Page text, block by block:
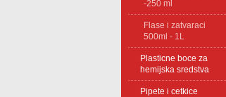
-250 ml
Flase i zatvaraci
500ml - 1L
Plasticne boce za
hemijska sredstva
Pipete i cetkice